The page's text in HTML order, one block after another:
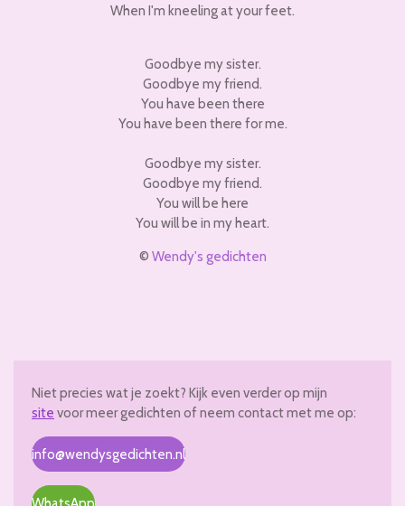
When I'm kneeling at your feet.
Goodbye my sister.
Goodbye my friend.
You have been there
You have been there for me.
Goodbye my sister.
Goodbye my friend.
You will be here
You will be in my heart.
© Wendy's gedichten
Niet precies wat je zoekt? Kijk even verder op mijn
site voor meer gedichten of neem contact met me op:
info@wendysgedichten.nl